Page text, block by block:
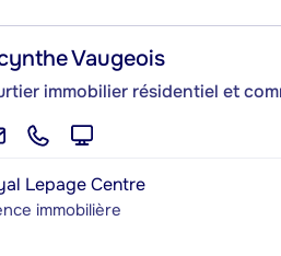
Vaugeois
immobilier résidentiel et
Lepage Centre
immobilière